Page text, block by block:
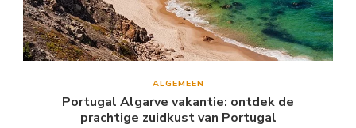
ALGEMEEN
Portugal Algarve vakantie: ontdek de
prachtige zuidkust van Portugal